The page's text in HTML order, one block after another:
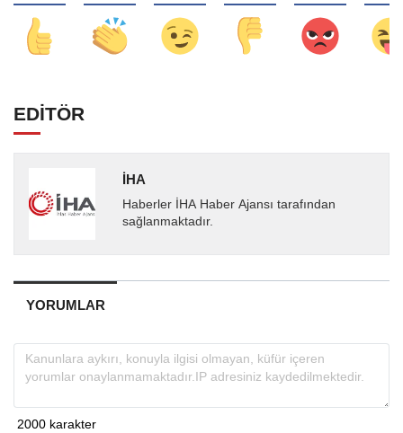
EDİTÖR
İHA
Haberler İHA Haber Ajansı tarafından
sağlanmaktadır.
YORUMLAR